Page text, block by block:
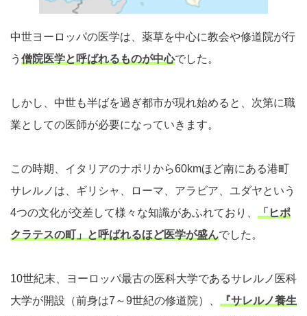
中世ヨーロッパの医学は、薬草を中心に教会や修道院が行
う 僧院医学と呼ばれるものが中心でした。
しかし、中世も半ばを過ぎ都市が現れ始めると、次第に職
業としての医師が必要になっていきます。
この時期、イタリアのナポリから60kmほど南にある港町
サレルノは、ギリシャ、ローマ、アラビア、ユダヤという
4つの文化が交差して様々な知識があふれており、
「ヒポ
クラテスの町」と呼ばれるほど医学が盛んでした。
10世紀末、ヨーロッパ最古の医科大学であるサレルノ医科
大学が開設（前身は7～9世紀の修道院）、
『サレルノ養生